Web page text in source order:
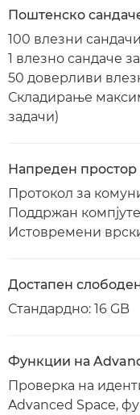
Поштенско
100 влезни
1 влезно сандаче
50 доверливи
Складирање
задачи)
Напреден простор
Протокол за
Поддржан
Истовремени
Достапен
Стандардно: 16 GB
Функции на
Проверка на
Advanced Space,